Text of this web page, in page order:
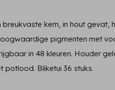
kern, in hout gevat,
pigmenten met
in 48 kleuren. Houder
potlood. Bliketui 36 stuks.